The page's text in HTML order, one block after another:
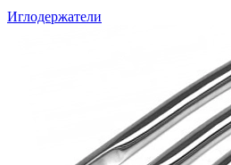
Иглодержатели